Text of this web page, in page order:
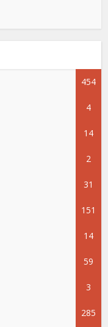
454
4
14
2
31
151
14
59
3
285